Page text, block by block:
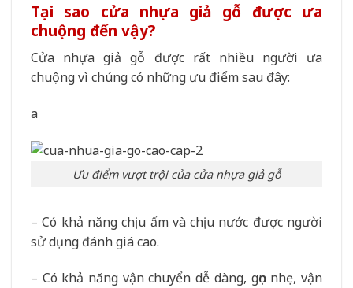
Tại sao cửa nhựa giả gỗ được ưa
chuộng đến vậy?
Cửa nhựa giả gỗ được rất nhiều người ưa
chuộng vì chúng có những ưu điểm sau đây:
a
Ưu điểm vượt trội của cửa nhựa giả gỗ
– Có khả năng chịu ẩm và chịu nước được người
sử dụng đánh giá cao.
– Có khả năng vận chuyển dễ dàng, gọn nhẹ, vận